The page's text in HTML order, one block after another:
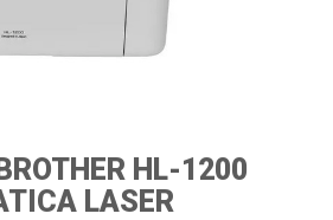
HL-1200
LASER